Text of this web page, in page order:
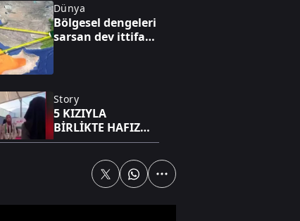
Dünya
Bölgesel dengeleri
sarsan dev ittifak!
Story
5 KIZIYLA
BİRLİKTE HAFIZ
OLDU
Özel Haber
Avrupa kıtası